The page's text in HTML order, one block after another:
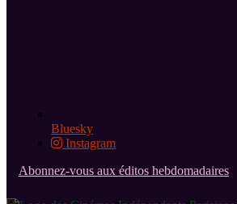
Bluesky
Instagram
Abonnez-vous aux éditos hebdomadaires